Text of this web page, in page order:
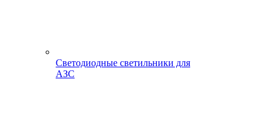
Светодиодные светильники для
АЗС